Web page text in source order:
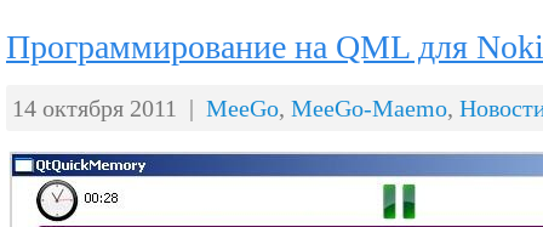
Программирование на QML для
14 октября 2011 | MeeGo, MeeGo-Maemo,